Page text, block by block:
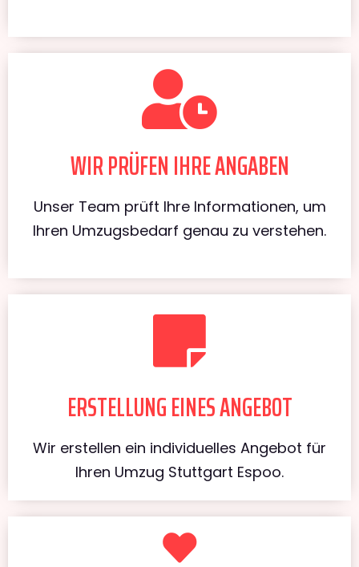
WIR PRÜFEN IHRE ANGABEN
Unser Team prüft Ihre Informationen, um
Ihren Umzugsbedarf genau zu verstehen.
ERSTELLUNG EINES ANGEBOT
Wir erstellen ein individuelles Angebot für
Ihren Umzug Stuttgart Espoo.